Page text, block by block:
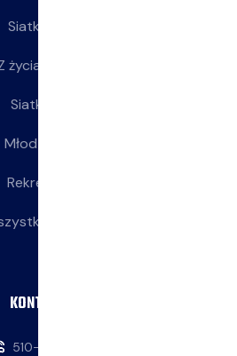
Siatkarze
życia klubu
Siatkarki
Młodziczki
Rekreacja
wpisy
KONTAKT
510-146-069